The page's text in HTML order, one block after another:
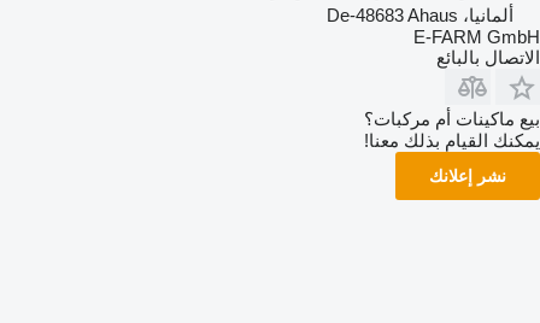
ألمانيا، De-48683 Ahaus
E-FARM GmbH
الاتصال بالبائع
بيع ماكينات أم مركبات؟
يمكنك القيام بذلك معنا!
نشر إعلانك